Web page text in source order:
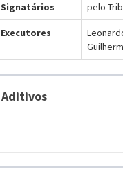
Signatários pelo
Executores
Aditivos